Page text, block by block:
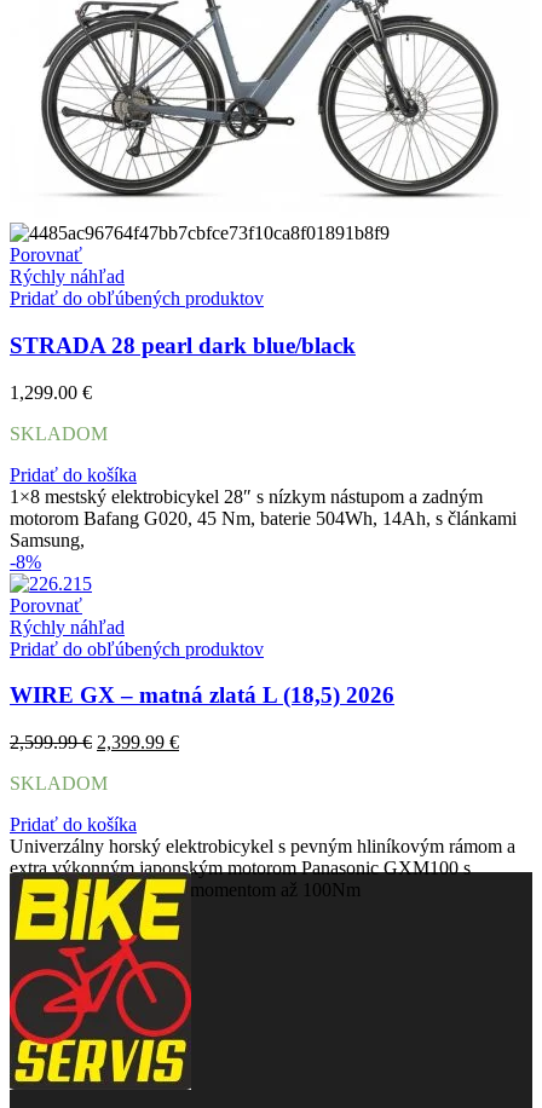
Porovnať
Rýchly náhľad
Pridať do obľúbených produktov
STRADA 28 pearl dark blue/black
1,299.00 €
SKLADOM
Pridať do košíka
1×8 mestský elektrobicykel 28″ s nízkym nástupom a zadným
motorom Bafang G020, 45 Nm, baterie 504Wh, 14Ah, s článkami
Samsung,
-8%
Porovnať
Rýchly náhľad
Pridať do obľúbených produktov
WIRE GX – matná zlatá L (18,5) 2026
2,599.99€ Pôvodná
bola:
2,399.99 €Aktuálna
SKLADOM
Pridať do košíka
Univerzálny horský elektrobicykel s pevným hliníkovým rámom a
extra výkonným japonským motorom Panasonic GXM100 s
maximálnym krútiacim momentom až 100Nm